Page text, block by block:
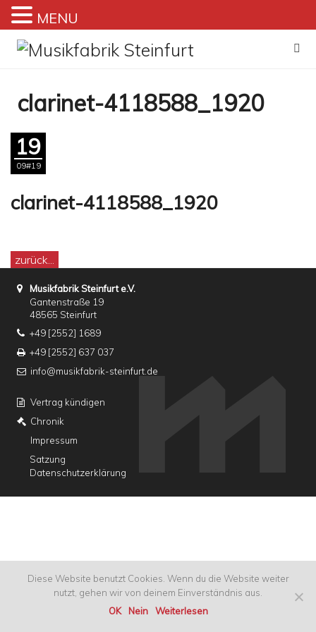
Zum
Inhalt
clarinet-4118588_1920
19
09#19
clarinet-4118588_1920
zurück...
Musikfabrik Steinfurt e.V.
Gantenstraße 19
48565 Steinfurt
+49 [2552] 1689
+49 [2552] 637 037
info@musikfabrik-steinfurt.de
Vertrag kündigen
Chronik
Impressum
Satzung
Datenschutzerklärung
MENU
Diese Website benutzt Cookies. Wenn du die Website weiter
nutzt, gehen wir von deinem Einverständnis aus.
OK
Nein Weiterlesen